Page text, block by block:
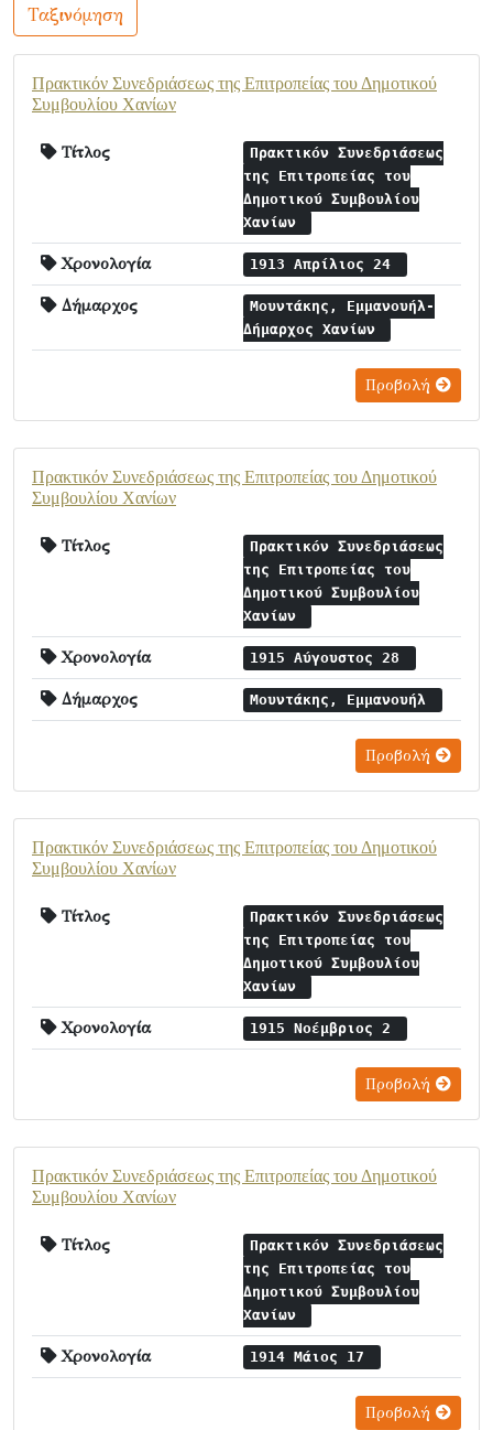
Ταξινόμηση
Πρακτικόν Συνεδριάσεως της Επιτροπείας του Δημοτικού
Συμβουλίου Χανίων
Τίτλος
Πρακτικόν Συνεδριάσεως
της Επιτροπείας του
Δημοτικού Συμβουλίου
Χανίων
Χρονολογία 1913 Απρίλιος 24
Δήμαρχος
Μουντάκης, Εμμανουήλ-
Δήμαρχος Χανίων
Προβολή
Πρακτικόν Συνεδριάσεως της Επιτροπείας του Δημοτικού
Συμβουλίου Χανίων
Τίτλος
Πρακτικόν Συνεδριάσεως
της Επιτροπείας του
Δημοτικού Συμβουλίου
Χανίων
Χρονολογία 1915 Αύγουστος 28
Δήμαρχος Μουντάκης, Εμμανουήλ
Προβολή
Πρακτικόν Συνεδριάσεως της Επιτροπείας του Δημοτικού
Συμβουλίου Χανίων
Τίτλος
Πρακτικόν Συνεδριάσεως
της Επιτροπείας του
Δημοτικού Συμβουλίου
Χανίων
Χρονολογία 1915 Νοέμβριος 2
Προβολή
Πρακτικόν Συνεδριάσεως της Επιτροπείας του Δημοτικού
Συμβουλίου Χανίων
Τίτλος
Πρακτικόν Συνεδριάσεως
της Επιτροπείας του
Δημοτικού Συμβουλίου
Χανίων
Χρονολογία 1914 Μάιος 17
Προβολή